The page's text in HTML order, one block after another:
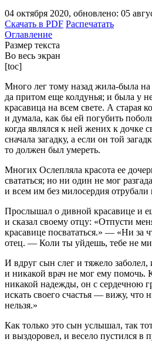
04 октября 2020, обновлено: 05
Скачать в PDF Распечатать
Оглавление
Размер текста
Во весь экран
[toc]
Много лег тому назад жила-была на
да притом еще колдунья; и была у
красавица на всем свете. А старая
и думала, как бы ей погубить
когда являлся к ней жених к дочке
сначала загадку, а если он той
то должен был умереть.
Многих Ослепляла красота ее
свататься; но ни один не мог
и всем им без милосердия отрубали
Прослышал о дивной красавице и
и сказал своему отцу: «Отпусти
красавице посвататься.» — «Ни за
отец. — Коли ты уйдешь, тебе не
И вдруг сын слег и тяжело заболел,
и никакой врач не мог ему помочь.
никакой надежды, он с сердечною
искать своего счастья — вижу, что
нельзя.»
Как только это сын услышал, так
и выздоровел, и весело пустился в